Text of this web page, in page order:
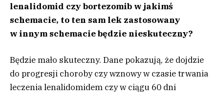
lenalidomid czy bortezomib w jakimś
schemacie, to ten sam lek zastosowany
w innym schemacie będzie nieskuteczny?
Będzie mało skuteczny. Dane pokazują, że dojdzie
do progresji choroby czy wznowy w czasie trwania
leczenia lenalidomidem czy w ciągu 60 dni